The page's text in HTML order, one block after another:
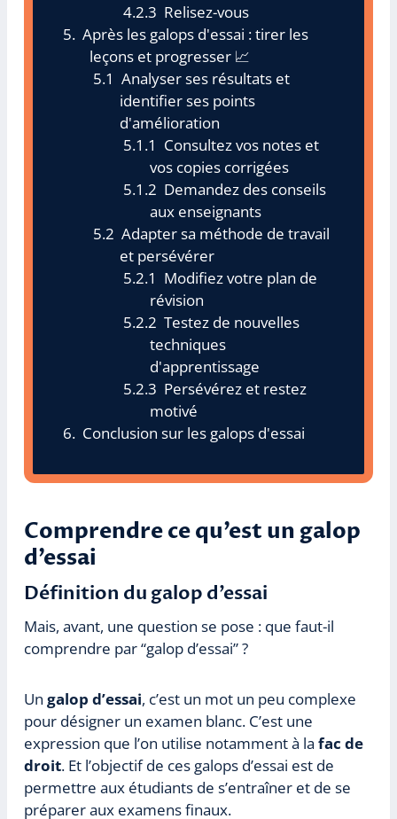
Relisez-vous
Après les galops d'essai : tirer les
leçons et progresser 📈
Analyser ses résultats et
identifier ses points
d'amélioration
Consultez vos notes et
vos copies corrigées
Demandez des conseils
aux enseignants
Adapter sa méthode de travail
et persévérer
Modifiez votre plan de
révision
Testez de nouvelles
techniques
d'apprentissage
Persévérez et restez
motivé
Conclusion sur les galops d'essai
Comprendre ce qu’est un galop
d’essai
Définition du galop d’essai
Mais, avant, une question se pose : que faut-il
comprendre par “galop d’essai” ?
Ungalop d’essai, c’est un mot un peu complexe
pour désigner un examen blanc. C’est une
expression que l’on utilise notamment à lafac de
droit. Et l’objectif de ces galops d’essai est de
permettre aux étudiants de s’entraîner et de se
préparer aux examens finaux.